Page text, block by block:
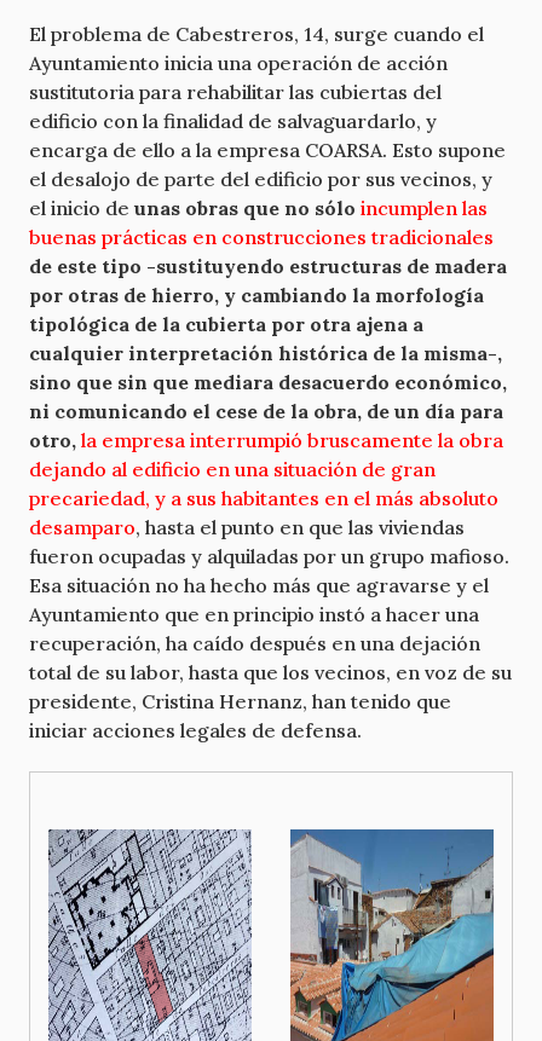
El problema de Cabestreros, 14, surge cuando el
Ayuntamiento inicia una operación de acción
sustitutoria para rehabilitar las cubiertas del
edificio con la finalidad de salvaguardarlo, y
encarga de ello a la empresa COARSA. Esto supone
el desalojo de parte del edificio por sus vecinos, y
el inicio de unas obras que no sólo incumplen las
buenas prácticas en construcciones tradicionales
de este tipo -sustituyendo estructuras de madera
por otras de hierro, y cambiando la morfología
tipológica de la cubierta por otra ajena a
cualquier interpretación histórica de la misma-,
sino que sin que mediara desacuerdo económico,
ni comunicando el cese de la obra, de un día para
otro, la empresa interrumpió bruscamente la obra
dejando al edificio en una situación de gran
precariedad, y a sus habitantes en el más absoluto
desamparo, hasta el punto en que las viviendas
fueron ocupadas y alquiladas por un grupo mafioso.
Esa situación no ha hecho más que agravarse y el
Ayuntamiento que en principio instó a hacer una
recuperación, ha caído después en una dejación
total de su labor, hasta que los vecinos, en voz de su
presidente, Cristina Hernanz, han tenido que
iniciar acciones legales de defensa.